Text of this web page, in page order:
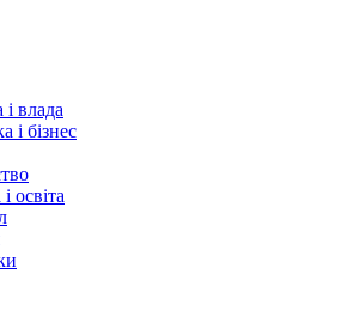
влада
і бізнес
освіта